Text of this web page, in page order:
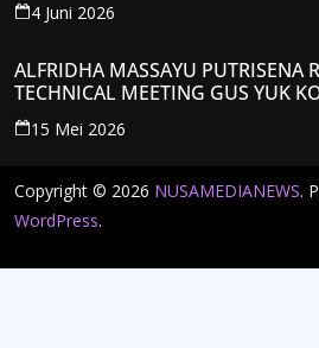
4 Juni 2026
ALFRIDHA MASSAYU PUTRISENA
TECHNICAL MEETING GUS YUK
KANTONGI NOMOR PESERTA Y008
15 Mei 2026
Copyright © 2026 NUSAMEDIANEWS.
WordPress.